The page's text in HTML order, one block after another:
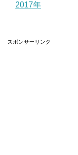
2017年
スポンサーリンク